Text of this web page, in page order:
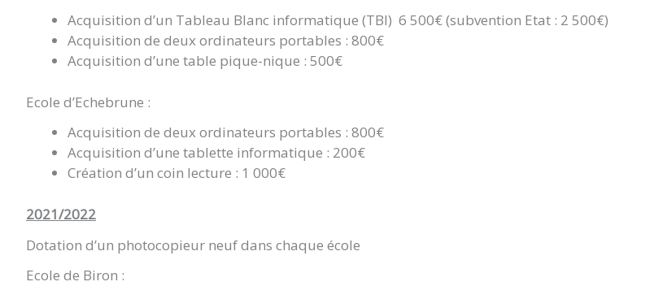
Acquisition d’un Tableau Blanc informatique (TBI) 6 500€ (subvention Etat : 2 500€)
Acquisition de deux ordinateurs portables : 800€
Acquisition d’une table pique-nique : 500€
Ecole d’Echebrune :
Acquisition de deux ordinateurs portables : 800€
Acquisition d’une tablette informatique : 200€
Création d’un coin lecture : 1 000€
2021/2022
Dotation d’un photocopieur neuf dans chaque école
Ecole de Biron :